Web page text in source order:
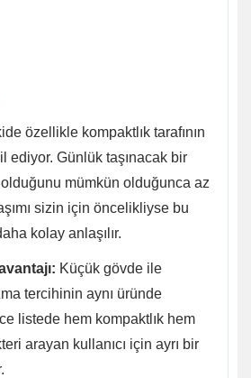
özellikle kompaktlık tarafının
ediyor. Günlük taşınacak bir
mümkün olduğunca az
sizin için öncelikliyse bu
kolay anlaşılır.
Küçük gövde ile
tercihinin aynı üründe
listede hem kompaktlık hem
arayan kullanıcı için ayrı bir